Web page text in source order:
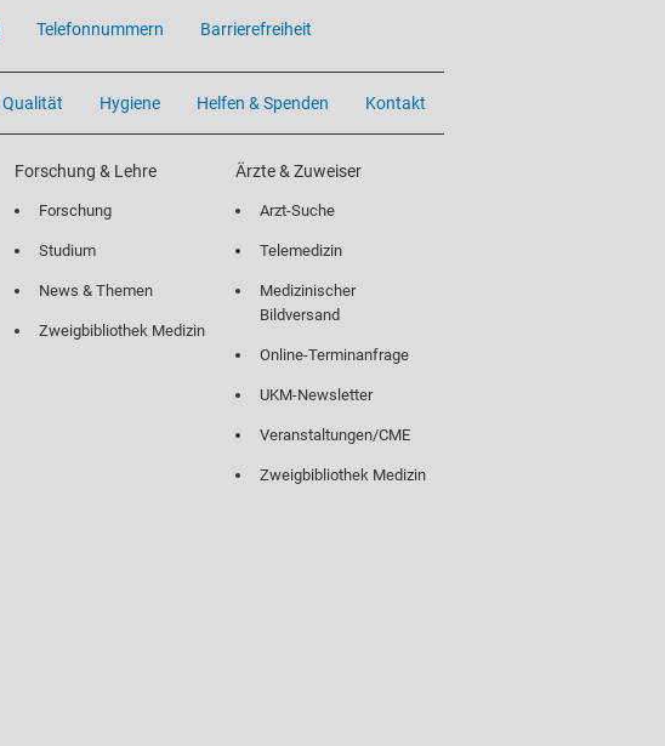
Telefonnummern Barrierefreiheit
Qualität Hygiene Helfen & Spenden Kontakt
Forschung & Lehre
Forschung
Studium
News & Themen
Zweigbibliothek Medizin
Ärzte & Zuweiser
Arzt-Suche
Telemedizin
Medizinischer
Bildversand
Online-Terminanfrage
UKM-Newsletter
Veranstaltungen/CME
Zweigbibliothek Medizin